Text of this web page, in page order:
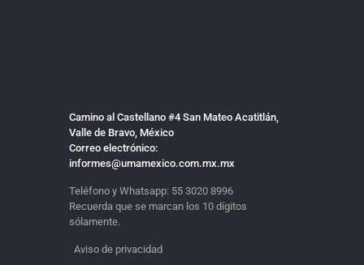
Camino al Castellano #4 San Mateo Acatitlán,
Valle de Bravo, México
Correo electrónico:
informes@umamexico.com.mx.mx
Teléfono y Whatsapp: 55 3020 8996
Recuerda que se marcan los 10 dígitos
sólamente.
Aviso de privacidad